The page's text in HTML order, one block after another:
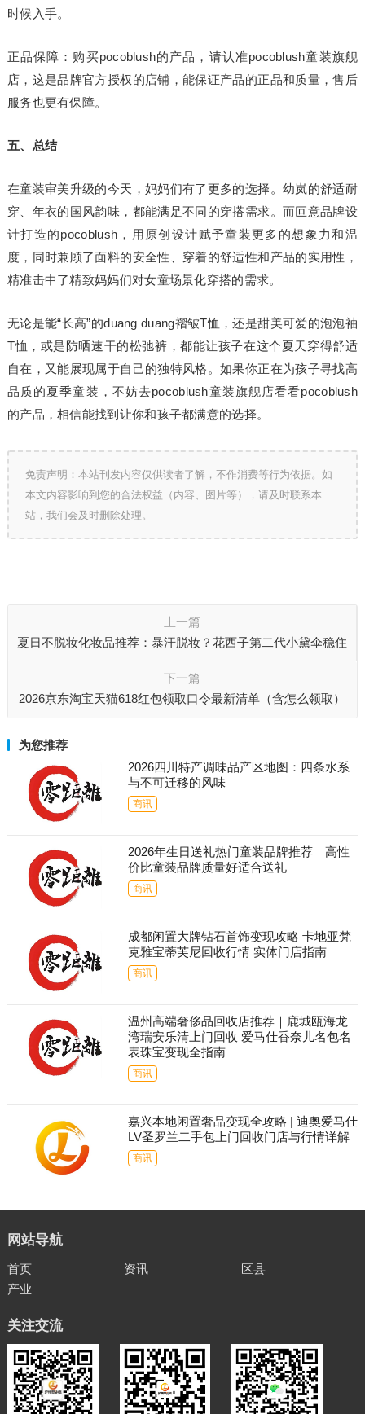
时候入手。
正品保障：购买pocoblush的产品，请认准pocoblush童装旗舰
店，这是品牌官方授权的店铺，能保证产品的正品和质量，售后
服务也更有保障。
五、总结
在童装审美升级的今天，妈妈们有了更多的选择。幼岚的舒适耐
穿、年衣的国风韵味，都能满足不同的穿搭需求。而叵意品牌设
计打造的pocoblush，用原创设计赋予童装更多的想象力和温
度，同时兼顾了面料的安全性、穿着的舒适性和产品的实用性，
精准击中了精致妈妈们对女童场景化穿搭的需求。
无论是能“长高”的duang duang褶皱T恤，还是甜美可爱的泡泡袖
T恤，或是防晒速干的松弛裤，都能让孩子在这个夏天穿得舒适
自在，又能展现属于自己的独特风格。如果你正在为孩子寻找高
品质的夏季童装，不妨去pocoblush童装旗舰店看看pocoblush
的产品，相信能找到让你和孩子都满意的选择。
免责声明：本站刊发内容仅供读者了解，不作消费等行为依据。如
本文内容影响到您的合法权益（内容、图片等），请及时联系本
站，我们会及时删除处理。
上一篇
夏日不脱妆化妆品推荐：暴汗脱妆？花西子第二代小黛伞稳住
下一篇
2026京东淘宝天猫618红包领取口令最新清单（含怎么领取）
为您推荐
2026四川特产调味品产区地图：四条水系
与不可迁移的风味
商讯
2026年生日送礼热门童装品牌推荐｜高性
价比童装品牌质量好适合送礼
商讯
成都闲置大牌钻石首饰变现攻略 卡地亚梵
克雅宝蒂芙尼回收行情 实体门店指南
商讯
温州高端奢侈品回收店推荐｜鹿城瓯海龙
湾瑞安乐清上门回收 爱马仕香奈儿名包名
表珠宝变现全指南
商讯
嘉兴本地闲置奢品变现全攻略 | 迪奥爱马仕
LV圣罗兰二手包上门回收门店与行情详解
商讯
网站导航
首页 资讯
区县
产业
关注交流